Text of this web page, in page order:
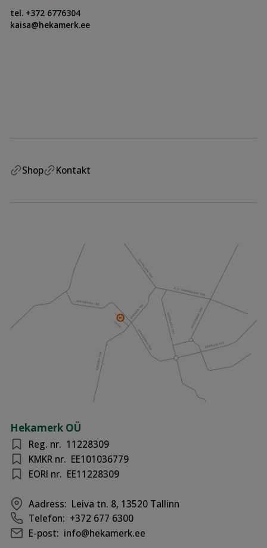
tel. +372 6776304
kaisa@hekamerk.ee
Shop Kontakt
Hekamerk OÜ
Reg. nr. 11228309
KMKR nr. EE101036779
EORI nr. EE11228309
Aadress: Leiva tn. 8, 13520 Tallinn
Telefon: +372 677 6300
E-post: info@hekamerk.ee